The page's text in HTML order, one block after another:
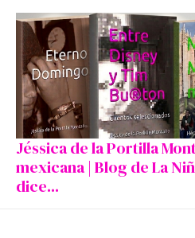
contenido
Jéssica de la Portilla
mexicana | Blog de La
dice...